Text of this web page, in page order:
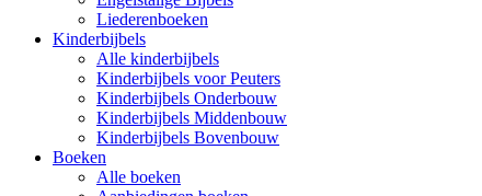
Liederenboeken
Kinderbijbels
Alle kinderbijbels
Kinderbijbels voor Peuters
Kinderbijbels Onderbouw
Kinderbijbels Middenbouw
Kinderbijbels Bovenbouw
Boeken
Alle boeken